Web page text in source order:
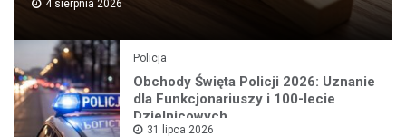
4 sierpnia 2026
Policja
Obchody Święta Policji 2026: Uznanie
dla Funkcjonariuszy i 100-lecie
Dzielnicowych
31 lipca 2026